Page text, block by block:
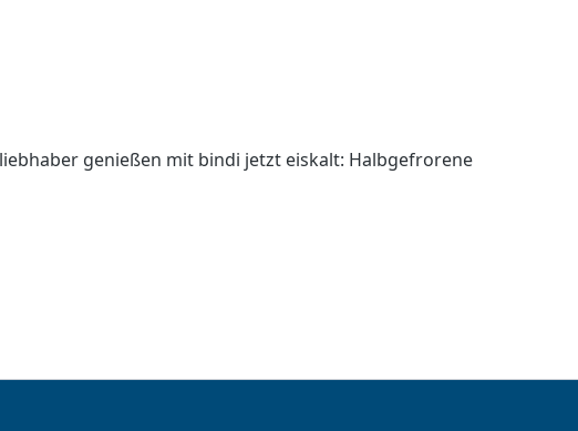
genießen mit bindi jetzt eiskalt: Halbgefrorene